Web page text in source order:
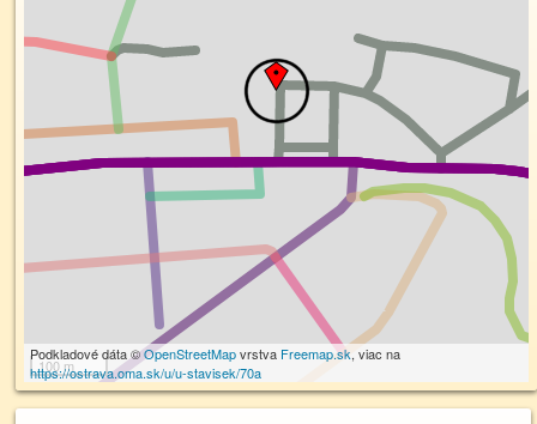
100 m
Podkladové dáta ©OpenStreetMapvrstva Freemap.sk, viac na
https://ostrava.oma.sk/u/u-stavisek/70a